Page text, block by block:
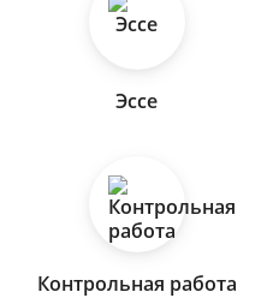
Эссе
Контрольная работа